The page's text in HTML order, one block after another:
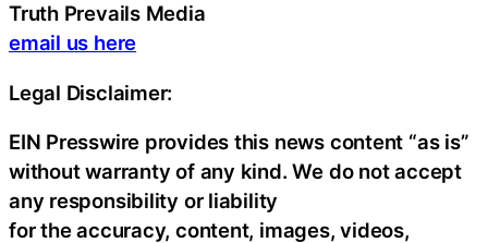
Truth Prevails Media
email us here
Legal Disclaimer:
EIN Presswire provides this news content “as is”
without warranty of any kind. We do not accept
any responsibility or liability
for the accuracy, content, images, videos,